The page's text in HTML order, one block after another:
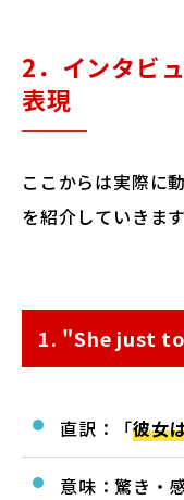
2．インタビ
表現
ここからは実際に
を紹介していきます
1. "She just
直訳：「彼女
意味：驚き・